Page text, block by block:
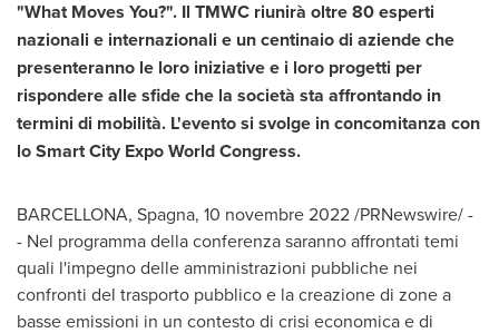
"What Moves You?". Il TMWC riunirà oltre 80 esperti
nazionali e internazionali e un centinaio di aziende che
presenteranno le loro iniziative e i loro progetti per
rispondere alle sfide che la società sta affrontando in
termini di mobilità. L'evento si svolge in concomitanza con
lo Smart City Expo World Congress.
BARCELLONA, Spagna, 10 novembre 2022/PRNewswire/ -
- Nel programma della conferenza saranno affrontati temi
quali l'impegno delle amministrazioni pubbliche nei
confronti del trasporto pubblico e la creazione di zone a
basse emissioni in un contesto di crisi economica e di